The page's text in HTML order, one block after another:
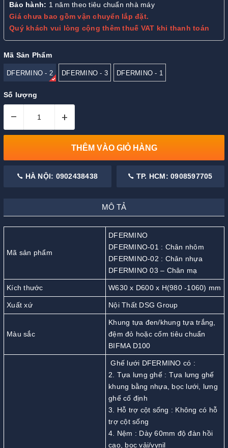
Bảo hành: 1 năm theo tiêu chuẩn nhà máy
Giá chưa bao gồm vận chuyển lắp đặt.
Quý khách vui lòng cộng thêm thuế VAT khi thanh toán
Mã Sản Phẩm
DFERMINO - 2 DFERMINO - 3 DFERMINO - 1
Số lượng
– +
THÊM VÀO GIỎ HÀNG
HÀ NỘI: 0902438438 TP. HCM: 0908597705
MÔ TẢ
Mã sản phẩm
DFERMINO
DFERMINO-01 : Chân nhôm
DFERMINO-02 : Chân nhựa
DFERMINO 03 – Chân mạ
Kích thước W630 x D600 x H(980 -1060) mm
Xuất xứ Nội Thất DSG Group
Màu sắc
Khung tựa đen/khung tựa trắng,
đệm đỏ hoặc cốm tiêu chuẩn
BIFMA D100
Ghế lưới DFERMINO có :
2. Tựa lưng ghế : Tựa lưng ghế
khung bằng nhựa, bọc lưới, lưng
ghế cố định
3. Hỗ trợ cột sống : Không có hỗ
trợ cột sống
4. Nệm : Dày 60mm độ đàn hồi
cao, bọc vải/vynil